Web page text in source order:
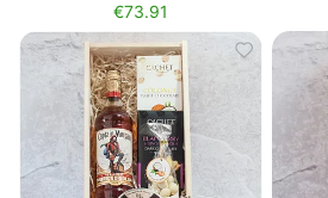
€73.91